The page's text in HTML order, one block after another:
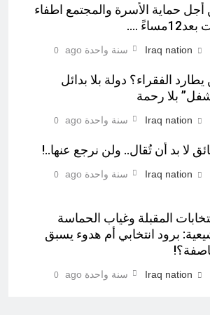
حماية الأسرة والمجتمع اطفاء
….
Iraq nation سنة واحدة ago 0
الفقراء؟ دولة بلا بدائل
بلا رحمة
Iraq nation سنة واحدة ago 0
لا بد أن تُقال.. ولن نرجع عنها..!
Iraq nation سنة واحدة ago 0
المقبلة وغياب الحماسة
برود انتخابي أم هدوء يسبق
Iraq nation سنة واحدة ago 0